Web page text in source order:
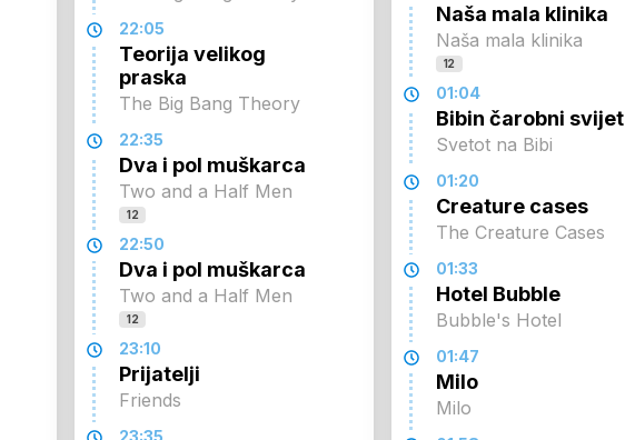
22:05
Teorija velikog
praska
The Big Bang Theory
22:35
Dva i pol muškarca
Two and a Half Men
12
22:50
Dva i pol muškarca
Two and a Half Men
12
23:10
Prijatelji
Friends
23:35
Naša mala klinika
Naša mala klinika
12
01:04
Bibin čarobni svijet
Svetot na Bibi
01:20
Creature cases
The Creature Cases
01:33
Hotel Bubble
Bubble's Hotel
01:47
Milo
Milo